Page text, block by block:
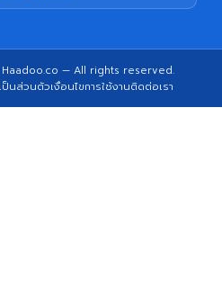
Haadoo.co — All rights reserved.
ป็นส่วนตัวเงื่อนไขการใช้งานติดต่อเรา